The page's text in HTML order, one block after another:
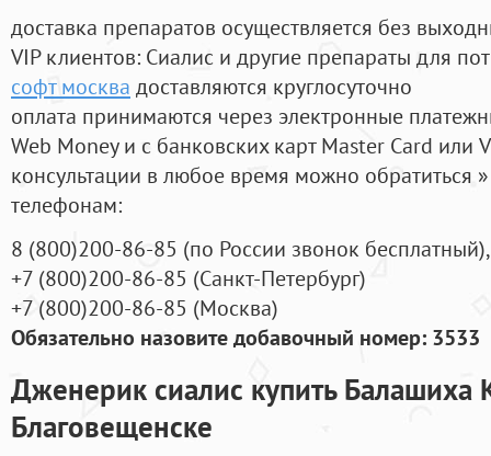
доставка препаратов осуществляется без
VIP клиентов: Сиалис и другие препараты для
софт москва доставляются круглосуточно
оплата принимаются через электронные
Web Money и с банковских карт Master Card или
консультации в любое время можно обратиться
телефонам:
8 (800)200-86-85 (по России звонок бесплатный),
+7 (800)200-86-85 (Санкт-Петербург)
+7 (800)200-86-85 (Москва)
Обязательно назовите добавочный номер: 3533
Дженерик сиалис купить Балашиха
Благовещенске